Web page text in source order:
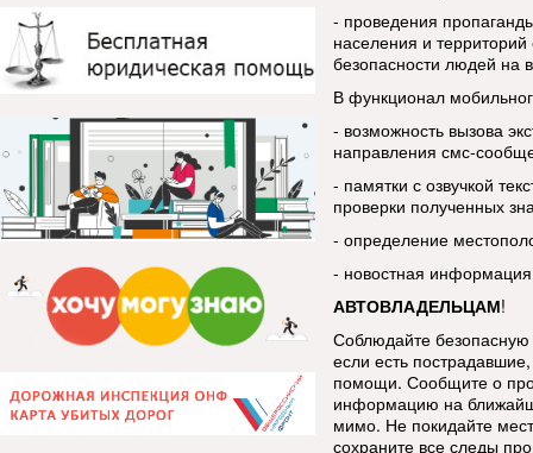
- проведения
населения и
безопасности людей на
В функционал
- возможность вызова
направления смс-
- памятки с озвучкой
проверки полученных
- определение
- новостная
АВТОВЛАДЕЛЬЦАМ!
Соблюдайте
если есть
помощи. Сообщите о
информацию на
мимо. Не покидайте
сохраните все следы